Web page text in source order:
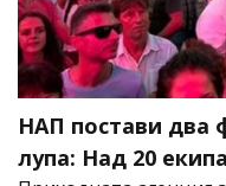
НАП постави два
лупа: Над 20